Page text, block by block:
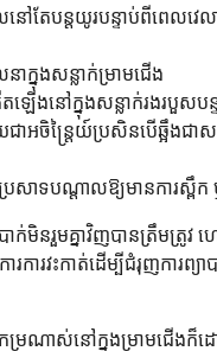
នៅតែបន្តយូរបន្ទាប់ពីពេលវ
ក្នុងសន្លាក់ម្រាមជើង
ឡើងនៅក្នុងសន្លាក់រងរបួសបន្ទ
ជាអចិន្ត្រៃយ៍ប្រសិនបើឆ្អឹងជា
សាទបណ្តាលឱ្យមានការស្ពឹក
មិនរួមគ្នាវិញបានត្រឹមត្រូវ ហ
រការវះកាត់ដើម្បីជំរុញការព្យ
កម្រណាស់នៅក្នុងម្រាមជើងក៏